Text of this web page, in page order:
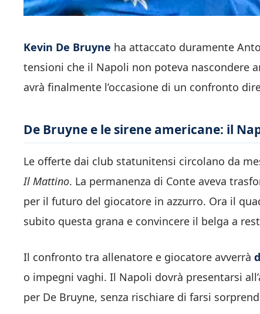
Kevin De Bruyne ha attaccato duramente
tensioni che il Napoli non poteva nascondere
avrà finalmente l’occasione di un confronto
De Bruyne e le sirene americane: il
Le offerte dai club statunitensi circolano da
Il Mattino. La permanenza di Conte aveva
per il futuro del giocatore in azzurro. Ora il
subito questa grana e convincere il belga a
Il confronto tra allenatore e giocatore avverrà
o impegni vaghi. Il Napoli dovrà presentarsi
per De Bruyne, senza rischiare di farsi